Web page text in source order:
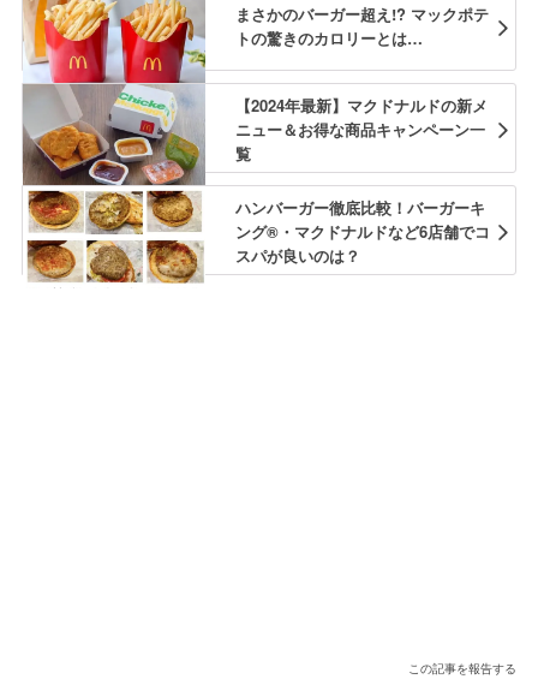
まさかのバーガー超え!? マックポテ
トの驚きのカロリーとは…
【2024年最新】マクドナルドの新メ
ニュー＆お得な商品キャンペーン一
覧
ハンバーガー徹底比較！バーガーキ
ング®・マクドナルドなど6店舗でコ
スパが良いのは？
この記事を報告する